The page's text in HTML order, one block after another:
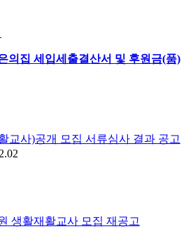
의집 세입세출결산서 및 후원금(품)
교사)공개 모집 서류심사 결과 공고
생활재활교사 모집 재공고